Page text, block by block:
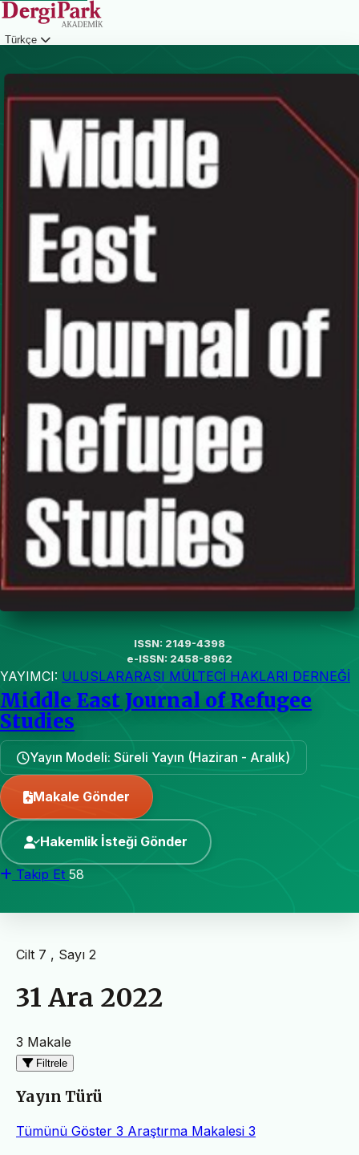
Türkçe
ISSN: 2149-4398
e-ISSN: 2458-8962
YAYIMCI: ULUSLARARASI MÜLTECİ HAKLARI DERNEĞİ
Middle East Journal of Refugee
Studies
Yayın Modeli: Süreli Yayın (Haziran - Aralık)
Makale Gönder
Hakemlik İsteği Gönder
Takip Et 58
Cilt 7 , Sayı 2
31 Ara 2022
3 Makale
Filtrele
Yayın Türü
Tümünü Göster 3 Araştırma Makalesi 3